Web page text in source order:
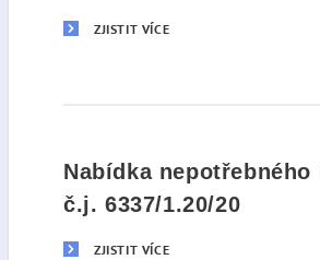
ZJISTIT VÍCE
Nabídka nepotřebného
č.j. 6337/1.20/20
ZJISTIT VÍCE